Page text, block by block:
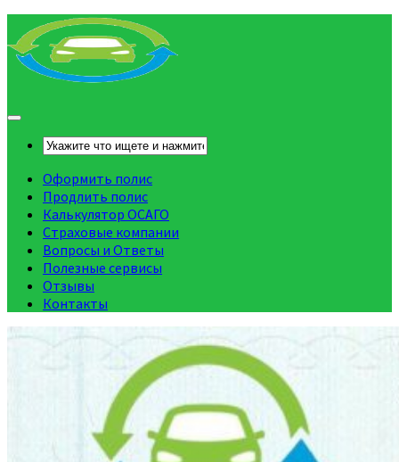
Оформить полис
Продлить полис
Калькулятор ОСАГО
Страховые компании
Вопросы и Ответы
Полезные сервисы
Отзывы
Контакты